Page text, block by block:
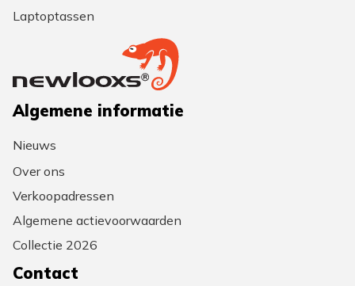
Laptoptassen
Algemene informatie
Nieuws
Over ons
Verkoopadressen
Algemene actievoorwaarden
Collectie 2026
Contact